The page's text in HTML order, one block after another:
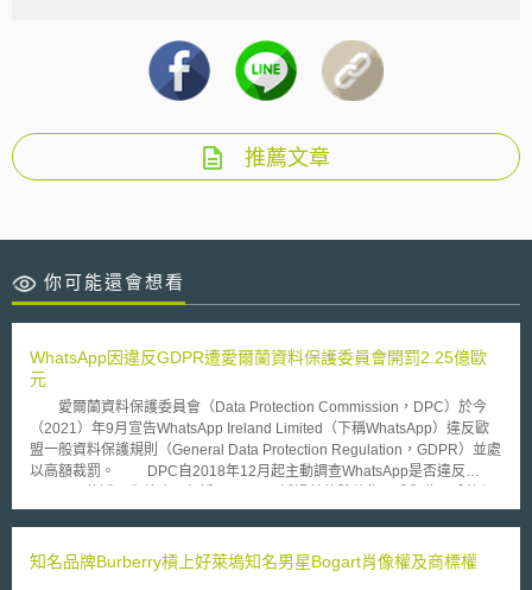
推薦文章
你可能還會想看
WhatsApp因違反GDPR遭愛爾蘭資料保護委員會開罰2.25億歐
元
愛爾蘭資料保護委員會（Data Protection Commission，DPC）於今
（2021）年9月宣告WhatsApp Ireland Limited（下稱WhatsApp）違反歐
盟一般資料保護規則（General Data Protection Regulation，GDPR）並處
以高額裁罰。 DPC自2018年12月起主動調查WhatsApp是否違反
人資料時，是否有依GDPR第12條至第14條提供包括個資處理目的、法律
是否提供「如何與其他關係企業（如Facebook）分享個資」之相關資訊為
知名品牌Burberry槓上好萊塢知名男星Bogart肖像權及商標權